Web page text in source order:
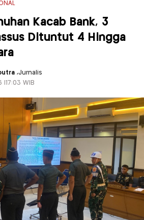
Kacab Bank, 3
Dituntut 4 Hingga
,Jurnalis
|17:03 WIB